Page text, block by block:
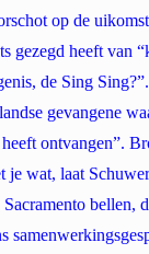
op de
gezegd heeft van
de Sing
gevangene
ontvangen”.
je wat, laat
Sacramento bellen,